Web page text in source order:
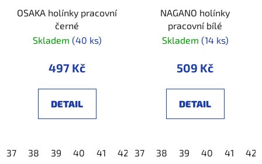
OSAKA holínky pracovní
černé
Skladem (40 ks)
497 Kč
DETAIL
37 38 39 40 41 42 43 44 45 46 47
NAGANO holínky
pracovní bílé
Skladem (14 ks)
509 Kč
DETAIL
37 38 39 40 41 42